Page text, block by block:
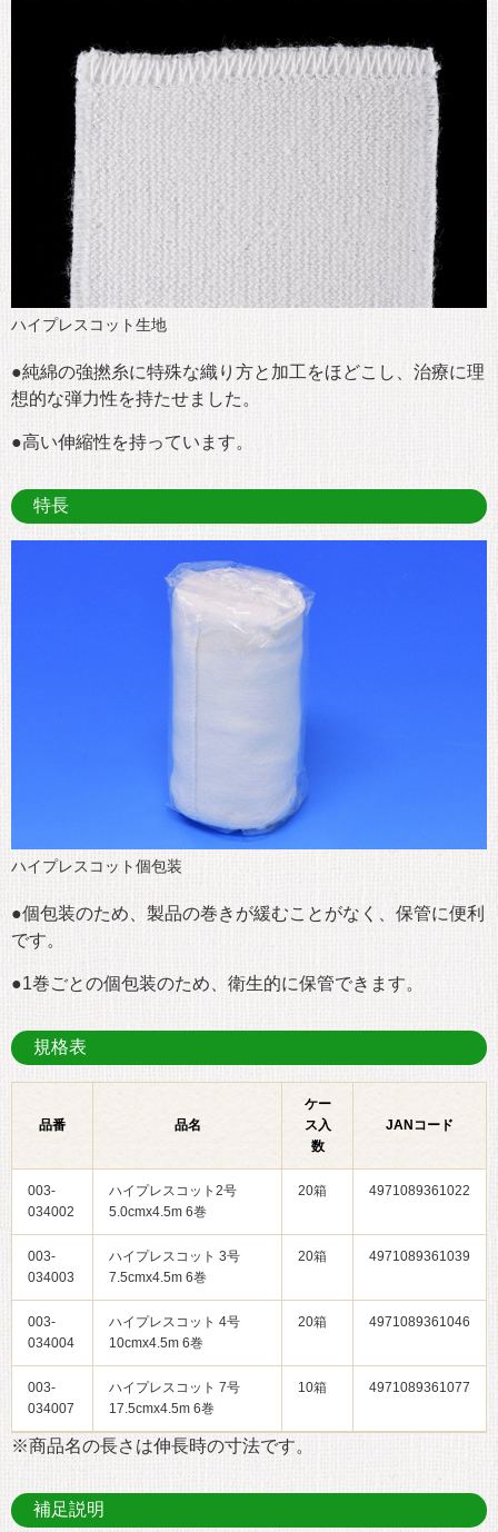
ハイプレスコット生地
●純綿の強撚糸に特殊な織り方と加工をほどこし、治療に理
想的な弾力性を持たせました。
●高い伸縮性を持っています。
特長
ハイプレスコット個包装
●個包装のため、製品の巻きが緩むことがなく、保管に便利
です。
●1巻ごとの個包装のため、衛生的に保管できます。
規格表
品番 品名
ケー
ス入
数
JANコード
003-
034002
ハイプレスコット2号
5.0cmx4.5m 6巻
20箱 4971089361022
003-
034003
ハイプレスコット 3号
7.5cmx4.5m 6巻
20箱 4971089361039
003-
034004
ハイプレスコット 4号
10cmx4.5m 6巻
20箱 4971089361046
003-
034007
ハイプレスコット 7号
17.5cmx4.5m 6巻
10箱 4971089361077
※商品名の長さは伸長時の寸法です。
補足説明